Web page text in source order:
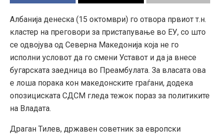
Албанија денеска (15 октомври) го отвора првиот т.н.
кластер на преговори за пристапување во ЕУ, со што
се одвојува од Северна Македонија која не го
исполни условот да го смени Уставот и да ја внесе
бугарската заедница во Преамбулата. За власата ова
е лоша порака кон македонските граѓани, додека
опозициската СДСМ гледа тежок пораз за политиките
на Владата.
Драган Тилев, државен советник за европски